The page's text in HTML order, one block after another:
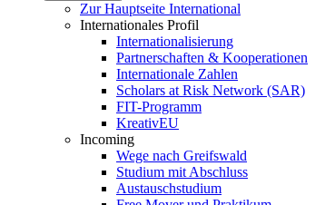
Zur Hauptseite International
Internationales Profil
Internationalisierung
Partnerschaften & Kooperationen
Internationale Zahlen
Scholars at Risk Network (SAR)
FIT-Programm
KreativEU
Incoming
Wege nach Greifswald
Studium mit Abschluss
Austauschstudium